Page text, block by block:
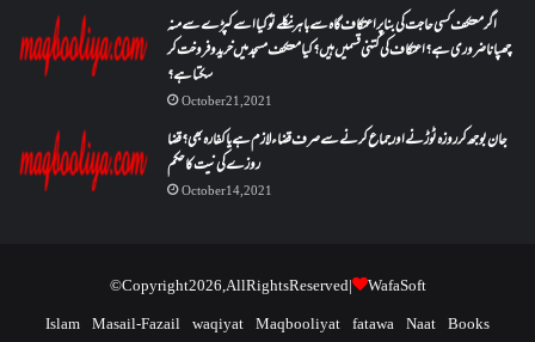
اگر معتکف کسی حاجت کی بنا پر اعتکاف گاہ سے باہر نکلے تو کیا اسے کپڑے سے منہ
چھپانا ضروری ہے؟اعتکاف کی کتنی قسمیں ہیں؟کیا معتکف مسجد میں خرید و فروخت کر
سکتا ہے؟
October 21, 2021
جان بوجھ کر روزہ ٹوڑنے اور جماع کرنے سے صرف قضاء لازم ہے یا کفارہ بھی؟ قضا
روزے کی نیت کا حکم
October 14, 2021
© Copyright 2026, All Rights Reserved |
WafaSoft
Islam Masail-Fazail waqiyat Maqbooliyat fatawa Naat Books